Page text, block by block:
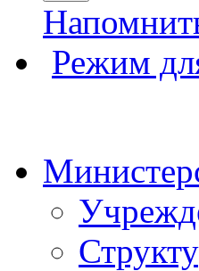
Режим